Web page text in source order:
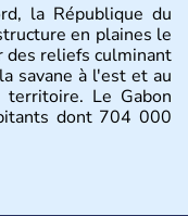
la République du
en plaines le
des reliefs culminant
savane à l'est et au
Le Gabon
dont 704 000